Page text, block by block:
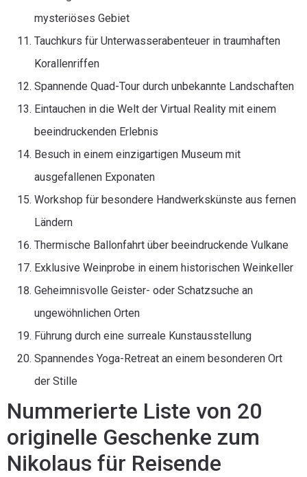
mysteriöses Gebiet
Tauchkurs für Unterwasserabenteuer in traumhaften
Korallenriffen
Spannende Quad-Tour durch unbekannte Landschaften
Eintauchen in die Welt der Virtual Reality mit einem
beeindruckenden Erlebnis
Besuch in einem einzigartigen Museum mit
ausgefallenen Exponaten
Workshop für besondere Handwerkskünste aus fernen
Ländern
Thermische Ballonfahrt über beeindruckende Vulkane
Exklusive Weinprobe in einem historischen Weinkeller
Geheimnisvolle Geister- oder Schatzsuche an
ungewöhnlichen Orten
Führung durch eine surreale Kunstausstellung
Spannendes Yoga-Retreat an einem besonderen Ort
der Stille
Nummerierte Liste von 20
originelle Geschenke zum
Nikolaus für Reisende